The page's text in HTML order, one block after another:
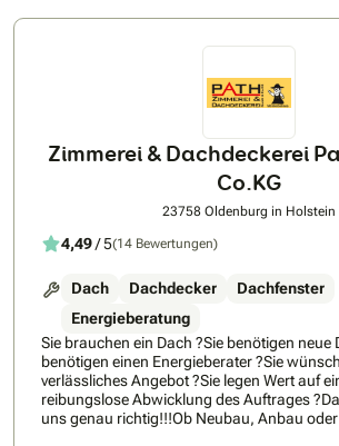
Zimmerei & Dachdeckerei
Co.KG
23758 Oldenburg in Holstein
4,49/ 5(14 Bewertungen)
Dach Dachdecker
Dachfenster
Energieberatung
Sie brauchen ein Dach ?Sie benötigen neue
benötigen einen Energieberater ?Sie
verlässliches Angebot ?Sie legen Wert auf
reibungslose Abwicklung des Auftrages
uns genau richtig!!!Ob Neubau, Anbau